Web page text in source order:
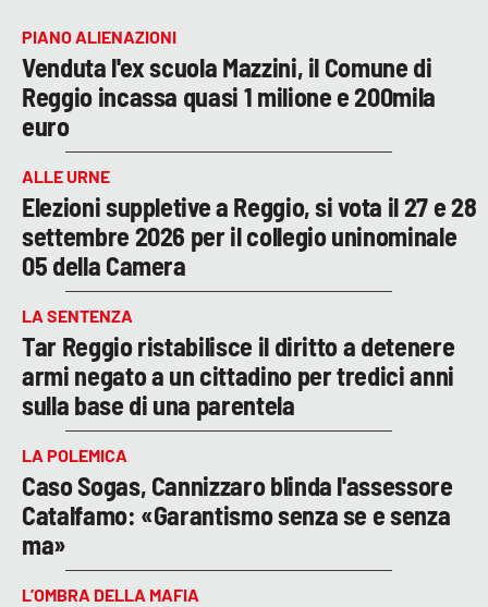
PIANO ALIENAZIONI
Venduta l'ex scuola Mazzini, il Comune di
Reggio incassa quasi 1 milione e 200mila
euro
ALLE URNE
Elezioni suppletive a Reggio, si vota il 27 e 28
settembre 2026 per il collegio uninominale
05 della Camera
LA SENTENZA
Tar Reggio ristabilisce il diritto a detenere
armi negato a un cittadino per tredici anni
sulla base di una parentela
LA POLEMICA
Caso Sogas, Cannizzaro blinda l'assessore
Catalfamo: «Garantismo senza se e senza
ma»
L’OMBRA DELLA MAFIA